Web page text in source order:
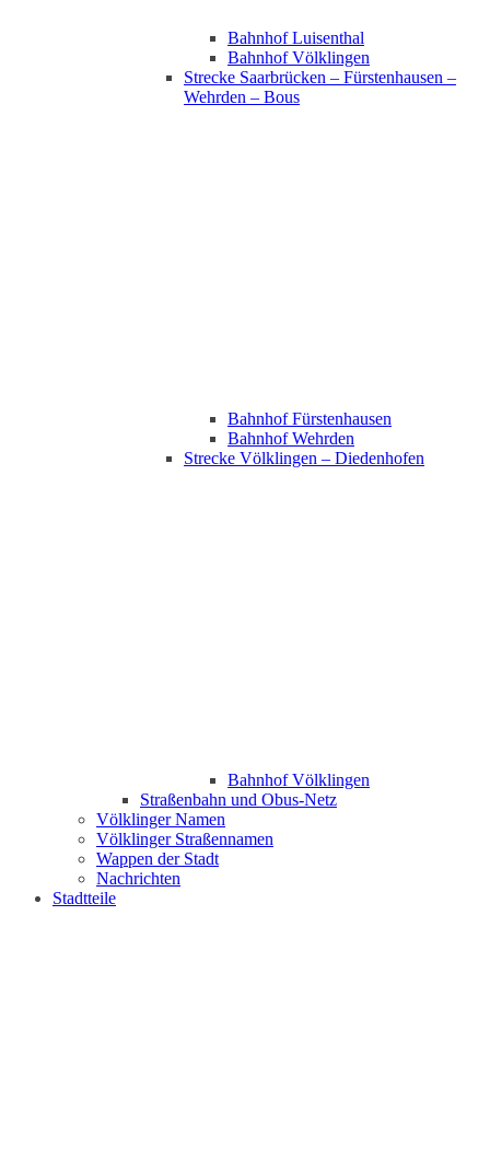
Bahnhof Luisenthal
Bahnhof Völklingen
Strecke Saarbrücken – Fürstenhausen –
Wehrden – Bous
Bahnhof Fürstenhausen
Bahnhof Wehrden
Strecke Völklingen – Diedenhofen
Bahnhof Völklingen
Straßenbahn und Obus-Netz
Völklinger Namen
Völklinger Straßennamen
Wappen der Stadt
Nachrichten
Stadtteile